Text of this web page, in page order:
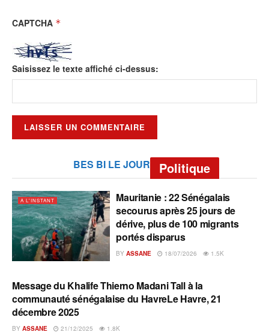
CAPTCHA *
Saisissez le texte affiché ci-dessus:
BES BI LE JOUR Politique
A L'INSTANT
Mauritanie : 22 Sénégalais
secourus après 25 jours de
dérive, plus de 100 migrants
portés disparus
BY ASSANE 18/07/2026 1.5K
A L'INSTANT
Message du Khalife Thierno Madani Tall à la
communauté sénégalaise du HavreLe Havre, 21
décembre 2025
BY ASSANE 21/12/2025 1.8K